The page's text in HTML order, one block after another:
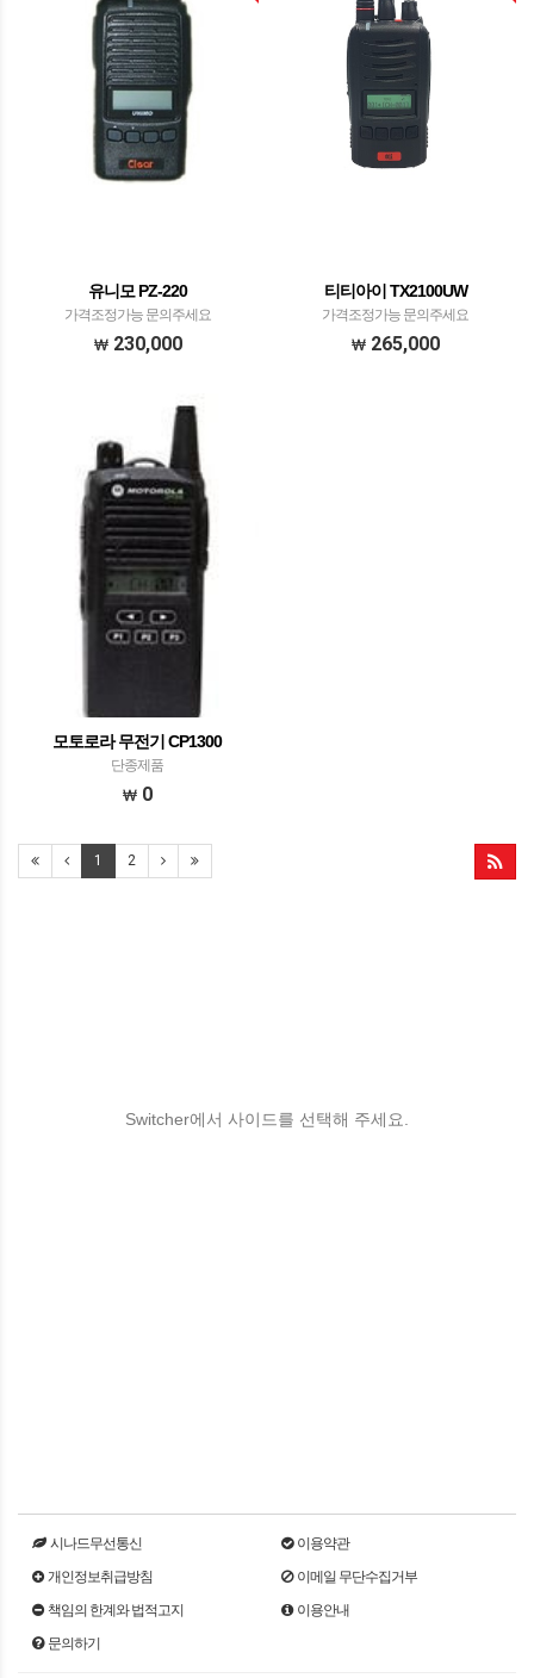
유니모 PZ-220
가격조정가능 문의주세요
230,000
티티아이 TX2100UW
가격조정가능 문의주세요
265,000
모토로라 무전기 CP1300
단종제품
0
1 2
Switcher에서 사이드를 선택해 주세요.
시나드무선통신
이용약관
개인정보취급방침
이메일 무단수집거부
책임의 한계와 법적고지
이용안내
문의하기